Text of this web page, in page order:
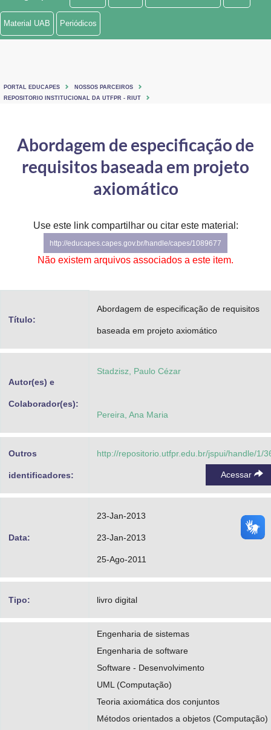
Ministério de Minas e Energia
Ministério do Turismo
Controladoria-Geral da União
Ministério da Mulher, da Família e dos Direitos Humanos
Secretaria de Governo
Gabinete de Segurança Institucional
Material UAB Periódicos
PORTAL EDUCAPES
NOSSOS PARCEIROS
REPOSITORIO INSTITUCIONAL DA UTFPR - RIUT
Abordagem de especificação de
requisitos baseada em projeto
axiomático
Use este link compartilhar ou citar este material:
http://educapes.capes.gov.br/handle/capes/1089677
Não existem arquivos associados a este item.
Título:
Abordagem de especificação de requisitos
baseada em projeto axiomático
Autor(es) e
Colaborador(es):
Stadzisz, Paulo Cézar
Pereira, Ana Maria
Outros
identificadores:
http://repositorio.utfpr.edu.br/jspui/handle/1/
Acessar
Data:
23-Jan-2013
23-Jan-2013
25-Ago-2011
Tipo: livro digital
Engenharia de sistemas
Engenharia de software
Software - Desenvolvimento
UML (Computação)
Teoria axiomática dos conjuntos
Métodos orientados a objetos (Computação)